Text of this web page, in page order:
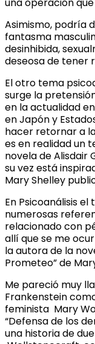
Asimismo, podría
fantasma
desinhibida,
deseosa de tener
El otro tema
surge la
en la actualidad
en Japón y
hacer retornar a
es en realidad un
novela de Alisdair
su vez está
Mary Shelley
En Psicoanálisis
numerosas
relacionado con
allí que se me
la autora de la
Prometeo” de
Me pareció muy
Frankenstein
feminista Mary
“Defensa de los
una historia de